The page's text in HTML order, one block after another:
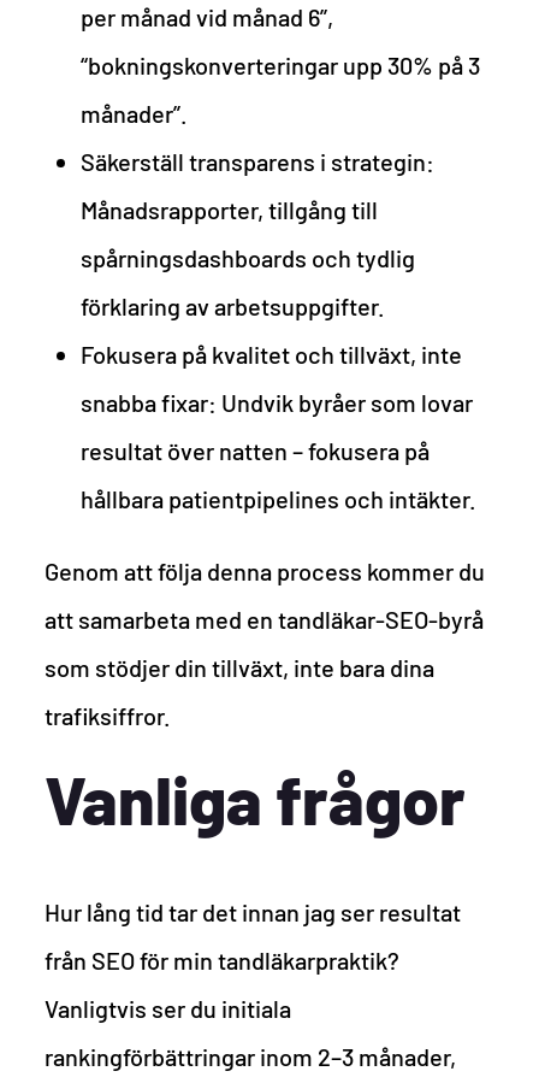
per månad vid månad 6”,
“bokningskonverteringar upp 30% på 3
månader”.
Säkerställ transparens i strategin:
Månadsrapporter, tillgång till
spårningsdashboards och tydlig
förklaring av arbetsuppgifter.
Fokusera på kvalitet och tillväxt, inte
snabba fixar: Undvik byråer som lovar
resultat över natten – fokusera på
hållbara patientpipelines och intäkter.
Genom att följa denna process kommer du
att samarbeta med en tandläkar-SEO-byrå
som stödjer din tillväxt, inte bara dina
trafiksiffror.
Vanliga frågor
Hur lång tid tar det innan jag ser resultat
från SEO för min tandläkarpraktik?
Vanligtvis ser du initiala
rankingförbättringar inom 2–3 månader,